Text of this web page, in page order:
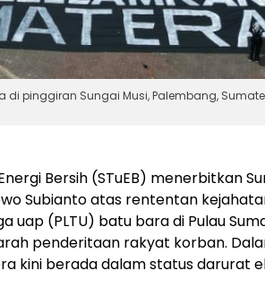
pinggiran Sungai Musi, Palembang,
Bersih (STuEB) menerbitkan
Subianto atas rententan
uap (PLTU) batu bara di Pulau
penderitaan rakyat korban.
kini berada dalam status darurat